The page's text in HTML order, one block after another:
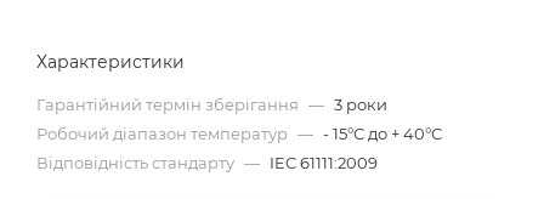
Характеристики
Гарантійний термін зберігання — 3 роки
Робочий діапазон температур — - 15°С до + 40°С
Відповідність стандарту — IEC 61111:2009